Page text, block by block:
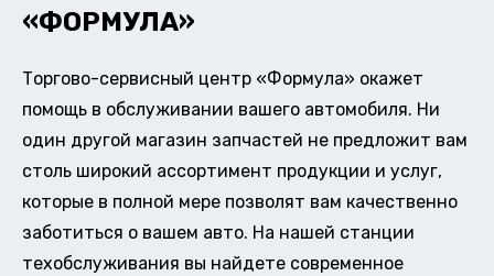
«ФОРМУЛА»
Торгово-сервисный центр «Формула» окажет
помощь в обслуживании вашего автомобиля. Ни
один другой магазин запчастей не предложит вам
столь широкий ассортимент продукции и услуг,
которые в полной мере позволят вам качественно
заботиться о вашем авто. На нашей станции
техобслуживания вы найдете современное